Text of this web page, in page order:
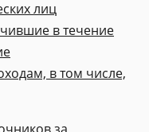
лиц
в течение
в том числе,